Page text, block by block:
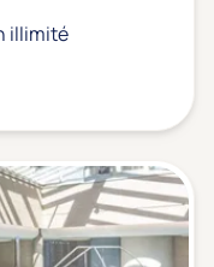
illimité